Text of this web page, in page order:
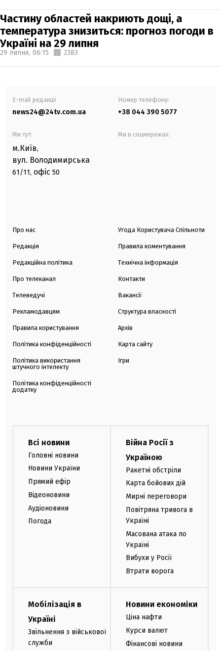
Частину областей накриють дощі, а
температура знизиться: прогноз погоди в
Україні на 29 липня
29 липня, 06:15 2383
E-mail редакції
news24@24tv.com.ua
Номер телефону:
+38 044 390 5077
Ми тут:
м.Київ,
вул. Володимирська
61/11, офіс 50
Ми в соцмережах:
Про нас
Редакція
Редакційна політика
Про телеканал
Телеведучі
Рекламодавцям
Правила користування
Політика конфіденційності
Політика використання
штучного інтелекту
Політика конфіденційності
додатку
Угода Користувача Спільноти
Правила коментування
Технічна інформація
Контакти
Вакансії
Структура власності
Архів
Карта сайту
Ігри
Всі новини
Головні новини
Новини України
Прямий ефір
Відеоновини
Аудіоновини
Погода
Війна Росії з
Україною
Ракетні обстріли
Карта бойових дій
Мирні переговори
Повітряна тривога в
Україні
Масована атака по
Україні
Вибухи у Росії
Втрати ворога
Мобілізація в
Україні
Звільнення з військової
служби
Новини економіки
Ціна нафти
Курси валют
Фінансові новини